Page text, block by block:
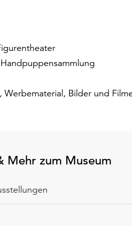
Werbematerial, Bilder und
Mehr zum Museum